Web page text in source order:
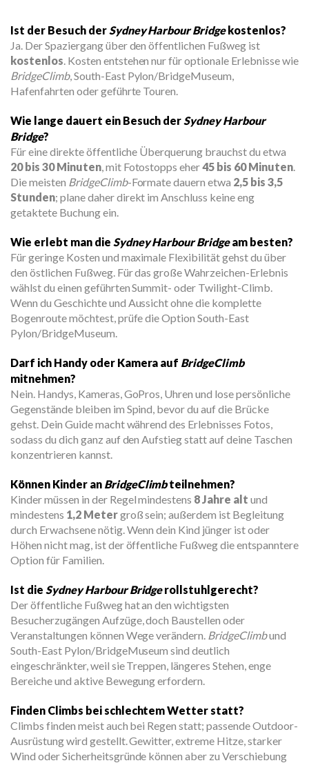
Ist der Besuch der Sydney Harbour Bridgekostenlos?
Ja. Der Spaziergang über den öffentlichen Fußweg ist
kostenlos . Kosten entstehen nur für optionale Erlebnisse wie
BridgeClimb, South-East Pylon/BridgeMuseum,
Hafenfahrten oder geführte Touren.
Wie lange dauert ein Besuch der Sydney Harbour
Bridge?
Für eine direkte öffentliche Überquerung brauchst du etwa
20 bis 30 Minuten, mit Fotostopps eher45 bis 60 Minuten.
Die meisten BridgeClimb-Formate dauern etwa 2,5 bis 3,5
Stunden; plane daher direkt im Anschluss keine eng
getaktete Buchung ein.
Wie erlebt man die Sydney Harbour Bridgeam besten?
Für geringe Kosten und maximale Flexibilität gehst du über
den östlichen Fußweg. Für das große Wahrzeichen-Erlebnis
wählst du einen geführten Summit- oder Twilight-Climb.
Wenn du Geschichte und Aussicht ohne die komplette
Bogenroute möchtest, prüfe die Option South-East
Pylon/BridgeMuseum.
Darf ich Handy oder Kamera auf BridgeClimb
mitnehmen?
Nein. Handys, Kameras, GoPros, Uhren und lose persönliche
Gegenstände bleiben im Spind, bevor du auf die Brücke
gehst. Dein Guide macht während des Erlebnisses Fotos,
sodass du dich ganz auf den Aufstieg statt auf deine Taschen
konzentrieren kannst.
Können Kinder an BridgeClimbteilnehmen?
Kinder müssen in der Regel mindestens 8 Jahre alt und
mindestens 1,2 Metergroß sein; außerdem ist Begleitung
durch Erwachsene nötig. Wenn dein Kind jünger ist oder
Höhen nicht mag, ist der öffentliche Fußweg die entspanntere
Option für Familien.
Ist die Sydney Harbour Bridgerollstuhlgerecht?
Der öffentliche Fußweg hat an den wichtigsten
Besucherzugängen Aufzüge, doch Baustellen oder
Veranstaltungen können Wege verändern. BridgeClimbund
South-East Pylon/BridgeMuseum sind deutlich
eingeschränkter, weil sie Treppen, längeres Stehen, enge
Bereiche und aktive Bewegung erfordern.
Finden Climbs bei schlechtem Wetter statt?
Climbs finden meist auch bei Regen statt; passende Outdoor-
Ausrüstung wird gestellt. Gewitter, extreme Hitze, starker
Wind oder Sicherheitsgründe können aber zu Verschiebung